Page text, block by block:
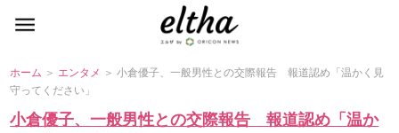
ホーム ＞ エンタメ ＞ 小倉優子、一般男性との交際報告 報道認め「温かく見
守ってください」
小倉優子、一般男性との交際報告 報道認め「温か